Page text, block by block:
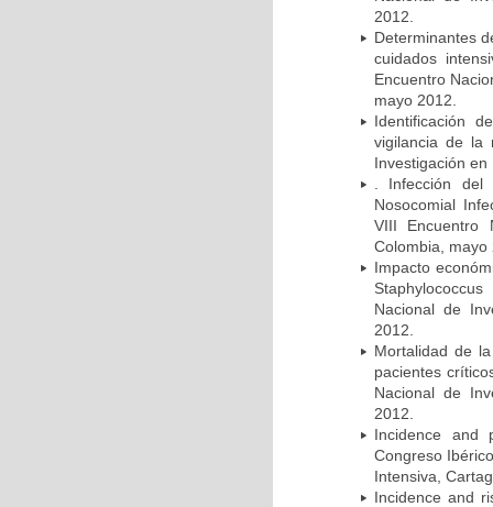
2012.
Determinantes
cuidados
Encuentro
mayo 2012.
Identificación
vigilancia de la
Investigación
. Infección
Nosocomial
VIII Encuentro
Colombia, mayo
Impacto
Nacional de
2012.
Mortalidad de
pacientes
Nacional de
2012.
Incidence and
Congreso
Intensiva,
Incidence and